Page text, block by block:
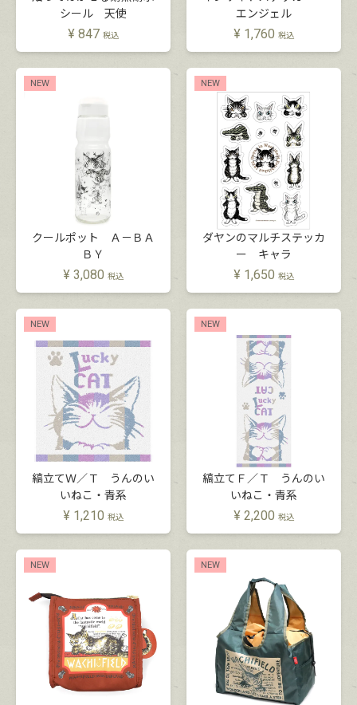
シール 天使
¥ 847 税込
エンジェル
¥ 1,760 税込
NEW
クールポット Ａ－ＢＡ
ＢＹ
¥ 3,080 税込
NEW
ダヤンのマルチステッカ
ー キャラ
¥ 1,650 税込
NEW
縞立てＷ／Ｔ うんのい
いねこ・青系
¥ 1,210 税込
NEW
縞立てＦ／Ｔ うんのい
いねこ・青系
¥ 2,200 税込
NEW NEW